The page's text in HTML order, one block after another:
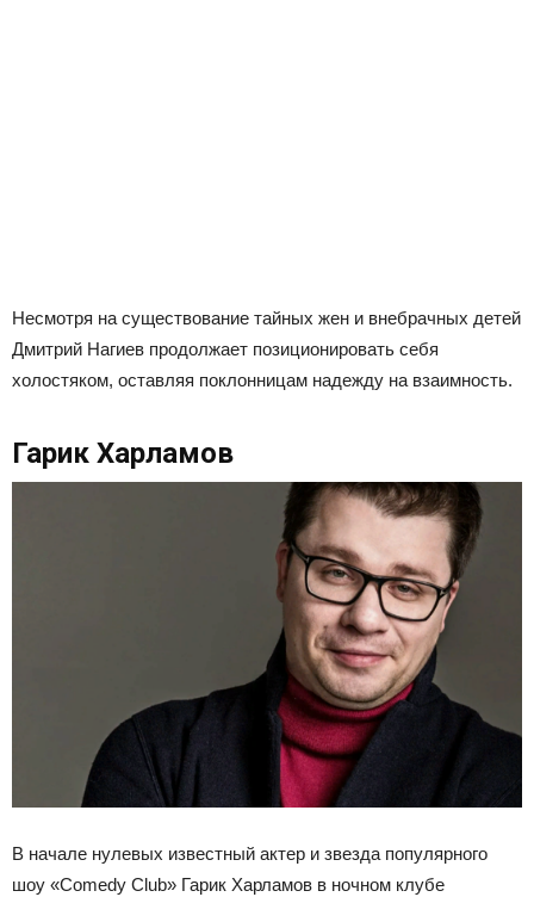
Несмотря на существование тайных жен и внебрачных детей
Дмитрий Нагиев продолжает позиционировать себя
холостяком, оставляя поклонницам надежду на взаимность.
Гарик Харламов
В начале нулевых известный актер и звезда популярного
шоу «Comedy Club» Гарик Харламов в ночном клубе